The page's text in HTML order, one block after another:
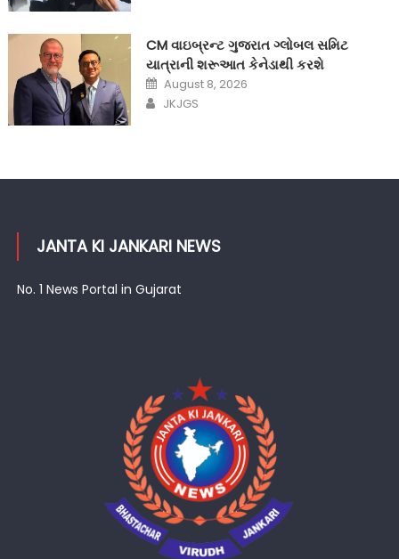
CM વાઇબ્રન્ટ ગુજરાત ગ્લોબલ સમિટ
યાત્રાની શરૂઆત કેનેડાથી કરશે
Posted
on
August 8, 2026
Author
JKJGS
JANTA KI JANKARI NEWS
No. 1 News Portal in Gujarat